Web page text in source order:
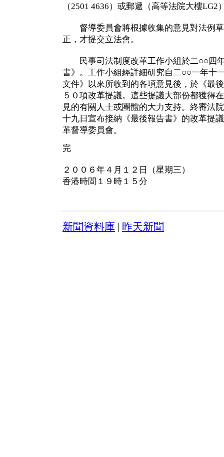
（2501 4636）或郵遞（高等法院大樓LG2
督導委員會將根據收集的意見對法例草
正，才提交立法會。
民事司法制度改革工作小組於二○○四
書》。工作小組經詳細研究自二○○一年十
文件》以來所收到的各項意見後，於《最
５０項改革提議。這些提議大部份都獲得
見的有關人士或團體的大力支持。終審法
十九日宣布接納《最後報告書》的改革提
革督導委員會。
完
２００６年４月１２日（星期三）
香港時間１９時１５分
新聞資料庫 昨天新聞